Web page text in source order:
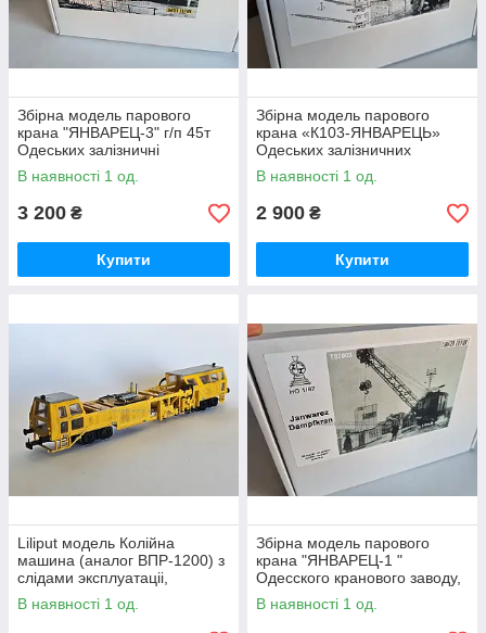
Збірна модель парового
крана "ЯНВАРЕЦ-3" г/п 45т
Одеських залізничні
майстерень, масштабу 1/87,
H0
В наявності 1 од.
3 200 ₴
Купити
Збірна модель парового
крана «К103-ЯНВАРЕЦЬ»
Одеських залізничних
майстерень, масштабу 1/87,
H0
В наявності 1 од.
2 900 ₴
Купити
Liliput модель Колiйна
машина (аналог ВПР-1200) з
слiдами эксплуатацii,
масштаб Н0 (1/87) стан б/в
В наявності 1 од.
Збірна модель парового
крана "ЯНВАРЕЦ-1 "
Одесского кранового заводу,
масштаб 1/87, H0
В наявності 1 од.